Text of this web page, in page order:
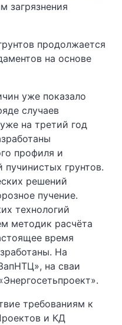
загрязнения
продолжается
на основе
уже показало
случаев
на третий год
профиля и
пучинистых грунтов.
решений
пучение.
технологий
методик расчёта
время
На
на сваи
требованиям к
и КД